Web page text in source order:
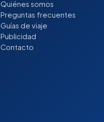
Quiénes somos
Preguntas frecuentes
Guías de viaje
Publicidad
Contacto